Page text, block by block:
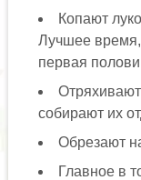
Копают
Лучшее время,
первая
собирают их
Обрезают
Главное в